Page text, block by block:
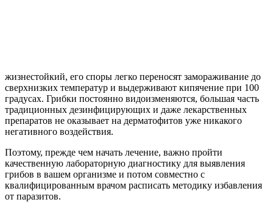
жизнестойкий, его споры легко переносят замораживание до
сверхнизких температур и выдерживают кипячение при 100
градусах. Грибки постоянно видоизменяются, большая часть
традиционных дезинфицирующих и даже лекарственных
препаратов не оказывает на дерматофитов уже никакого
негативного воздействия.
Поэтому, прежде чем начать лечение, важно пройти
качественную лабораторную диагностику для выявления
грибов в вашем организме и потом совместно с
квалифицированным врачом расписать методику избавления
от паразитов.